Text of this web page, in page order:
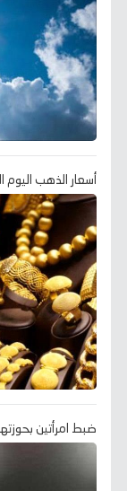
أسعار الذهب اليوم
ضبط امرأتين